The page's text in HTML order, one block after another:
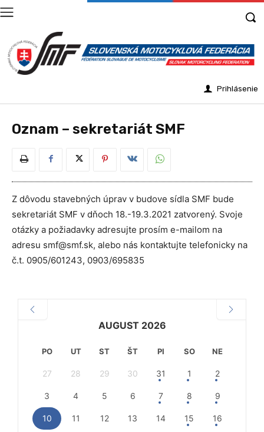
Prihlásenie
Oznam – sekretariát SMF
Z dôvodu stavebných úprav v budove sídla SMF bude
sekretariát SMF v dňoch 18.-19.3.2021 zatvorený. Svoje
otázky a požiadavky adresujte prosím e-mailom na
adresu smf@smf.sk, alebo nás kontaktujte telefonicky na
č.t. 0905/601243, 0903/695835
AUGUST 2026
PO UT ST ŠT PI SO NE
27 28 29 30 31 1 2
3 4 5 6 7 8 9
10 11 12 13 14 15 16